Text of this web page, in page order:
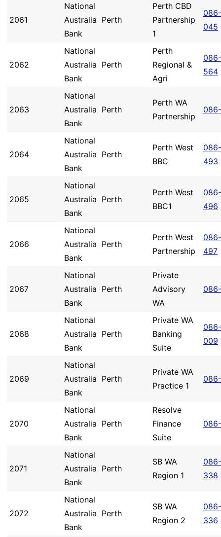
2061
National
Australia
Bank
Perth
Perth CBD
Partnership
1
086-
045
2062
National
Australia
Bank
Perth
Perth
Regional &
Agri
086-
564
2063
National
Australia
Bank
Perth
Perth WA
Partnership
2064
National
Australia
Bank
Perth
Perth West
BBC
086-
493
2065
National
Australia
Bank
Perth
Perth West
BBC1
086-
496
2066
National
Australia
Bank
Perth
Perth West
Partnership
086-
497
2067
National
Australia
Bank
Perth
Private
Advisory
WA
2068
National
Australia
Bank
Perth
Private WA
Banking
Suite
086-
009
2069
National
Australia
Bank
Perth
Private WA
Practice 1
2070
National
Australia
Bank
Perth
Resolve
Finance
Suite
2071
National
Australia
Bank
Perth
SB WA
Region 1
086-
338
2072
National
Australia
Bank
Perth
SB WA
Region 2
086-
336